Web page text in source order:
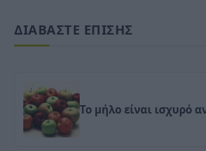
ΔΙΑΒΑΣΤΕ ΕΠΙΣΗΣ
Το μήλο είναι ισχυρό